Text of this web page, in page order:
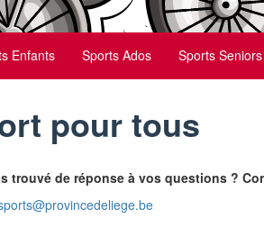
Enfants Sports Ados Sports Seniors
pour tous
trouvé de réponse à vos questions ?